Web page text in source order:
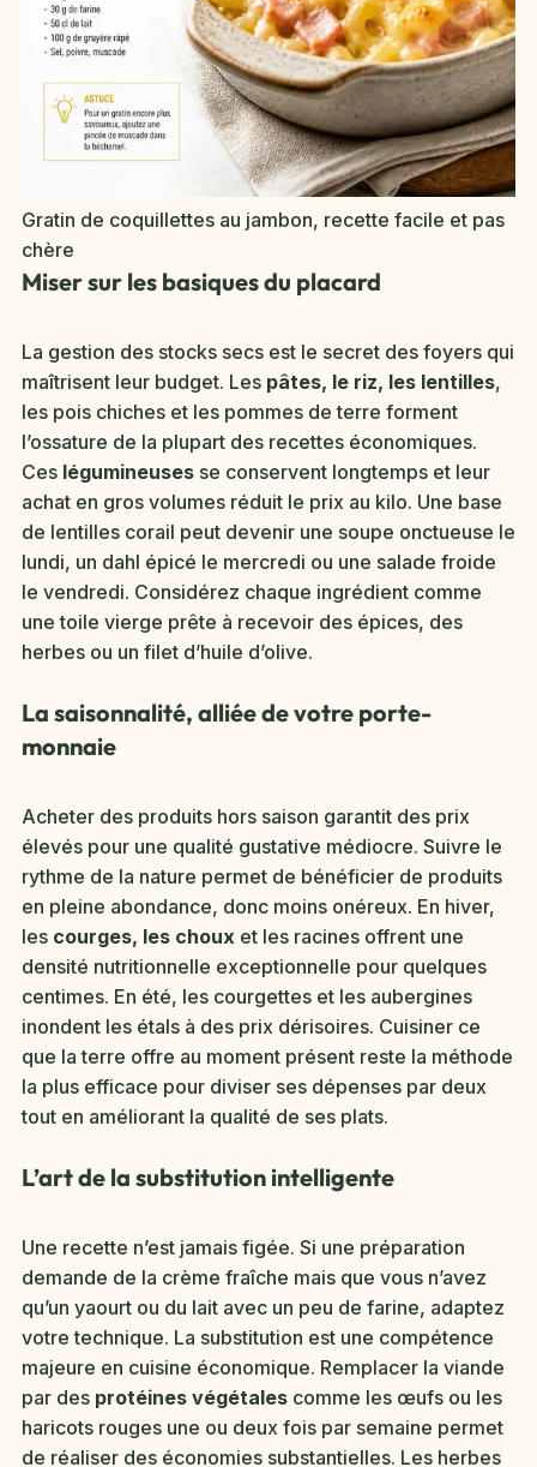
Gratin de coquillettes au jambon, recette facile et pas
chère
Miser sur les basiques du placard
La gestion des stocks secs est le secret des foyers qui
maîtrisent leur budget. Les pâtes, le riz, les lentilles,
les pois chiches et les pommes de terre forment
l’ossature de la plupart des recettes économiques.
Ces légumineuses se conservent longtemps et leur
achat en gros volumes réduit le prix au kilo. Une base
de lentilles corail peut devenir une soupe onctueuse le
lundi, un dahl épicé le mercredi ou une salade froide
le vendredi. Considérez chaque ingrédient comme
une toile vierge prête à recevoir des épices, des
herbes ou un filet d’huile d’olive.
La saisonnalité, alliée de votre porte-
monnaie
Acheter des produits hors saison garantit des prix
élevés pour une qualité gustative médiocre. Suivre le
rythme de la nature permet de bénéficier de produits
en pleine abondance, donc moins onéreux. En hiver,
les courges, les choux et les racines offrent une
densité nutritionnelle exceptionnelle pour quelques
centimes. En été, les courgettes et les aubergines
inondent les étals à des prix dérisoires. Cuisiner ce
que la terre offre au moment présent reste la méthode
la plus efficace pour diviser ses dépenses par deux
tout en améliorant la qualité de ses plats.
L’art de la substitution intelligente
Une recette n’est jamais figée. Si une préparation
demande de la crème fraîche mais que vous n’avez
qu’un yaourt ou du lait avec un peu de farine, adaptez
votre technique. La substitution est une compétence
majeure en cuisine économique. Remplacer la viande
par des protéines végétales comme les œufs ou les
haricots rouges une ou deux fois par semaine permet
de réaliser des économies substantielles. Les herbes